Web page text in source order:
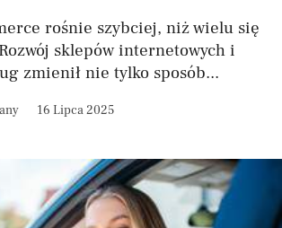
rośnie szybciej, niż wielu się
sklepów internetowych i
zmienił nie tylko sposób...
16 Lipca 2025